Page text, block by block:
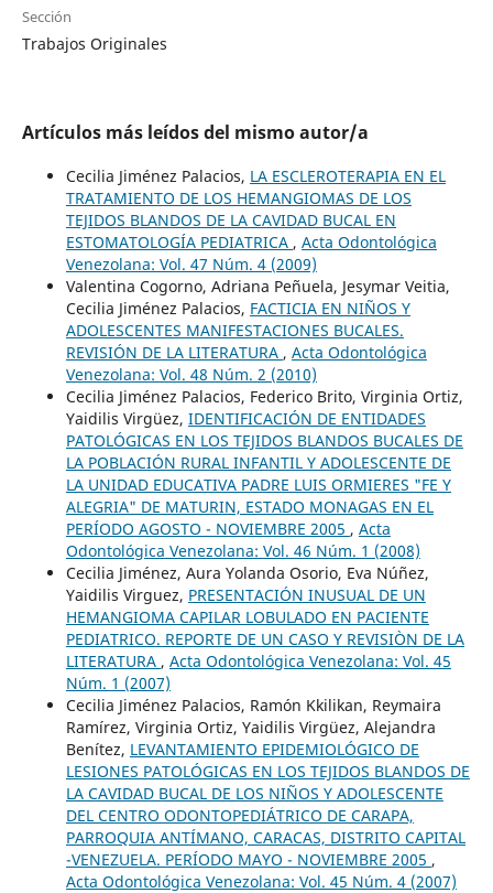
Sección
Trabajos Originales
Artículos más leídos del mismo autor/a
Cecilia Jiménez Palacios, LA ESCLEROTERAPIA EN EL
TRATAMIENTO DE LOS HEMANGIOMAS DE LOS
TEJIDOS BLANDOS DE LA CAVIDAD BUCAL EN
ESTOMATOLOGÍA PEDIATRICA , Acta Odontológica
Venezolana: Vol. 47 Núm. 4 (2009)
Valentina Cogorno, Adriana Peñuela, Jesymar Veitia,
Cecilia Jiménez Palacios, FACTICIA EN NIÑOS Y
ADOLESCENTES MANIFESTACIONES BUCALES.
REVISIÓN DE LA LITERATURA , Acta Odontológica
Venezolana: Vol. 48 Núm. 2 (2010)
Cecilia Jiménez Palacios, Federico Brito, Virginia Ortiz,
Yaidilis Virgüez, IDENTIFICACIÓN DE ENTIDADES
PATOLÓGICAS EN LOS TEJIDOS BLANDOS BUCALES DE
LA POBLACIÓN RURAL INFANTIL Y ADOLESCENTE DE
LA UNIDAD EDUCATIVA PADRE LUIS ORMIERES "FE Y
ALEGRIA" DE MATURIN, ESTADO MONAGAS EN EL
PERÍODO AGOSTO - NOVIEMBRE 2005 , Acta
Odontológica Venezolana: Vol. 46 Núm. 1 (2008)
Cecilia Jiménez, Aura Yolanda Osorio, Eva Núñez,
Yaidilis Virguez, PRESENTACIÓN INUSUAL DE UN
HEMANGIOMA CAPILAR LOBULADO EN PACIENTE
PEDIATRICO. REPORTE DE UN CASO Y REVISIÒN DE LA
LITERATURA , Acta Odontológica Venezolana: Vol. 45
Núm. 1 (2007)
Cecilia Jiménez Palacios, Ramón Kkilikan, Reymaira
Ramírez, Virginia Ortiz, Yaidilis Virgüez, Alejandra
Benítez, LEVANTAMIENTO EPIDEMIOLÓGICO DE
LESIONES PATOLÓGICAS EN LOS TEJIDOS BLANDOS DE
LA CAVIDAD BUCAL DE LOS NIÑOS Y ADOLESCENTE
DEL CENTRO ODONTOPEDIÁTRICO DE CARAPA,
PARROQUIA ANTÍMANO, CARACAS, DISTRITO CAPITAL
-VENEZUELA. PERÍODO MAYO - NOVIEMBRE 2005 ,
Acta Odontológica Venezolana: Vol. 45 Núm. 4 (2007)